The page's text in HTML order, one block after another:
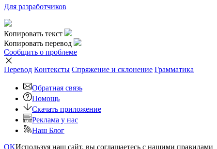
Для разработчиков
Копировать текст
Копировать перевод
Сообщить о проблеме
Перевод Контексты Спряжение и склонение Грамматика
Обратная связь
Помощь
Скачать приложение
Реклама у нас
Наш Блог
OKИспользуя наш сайт, вы соглашаетесь с нашими правилами